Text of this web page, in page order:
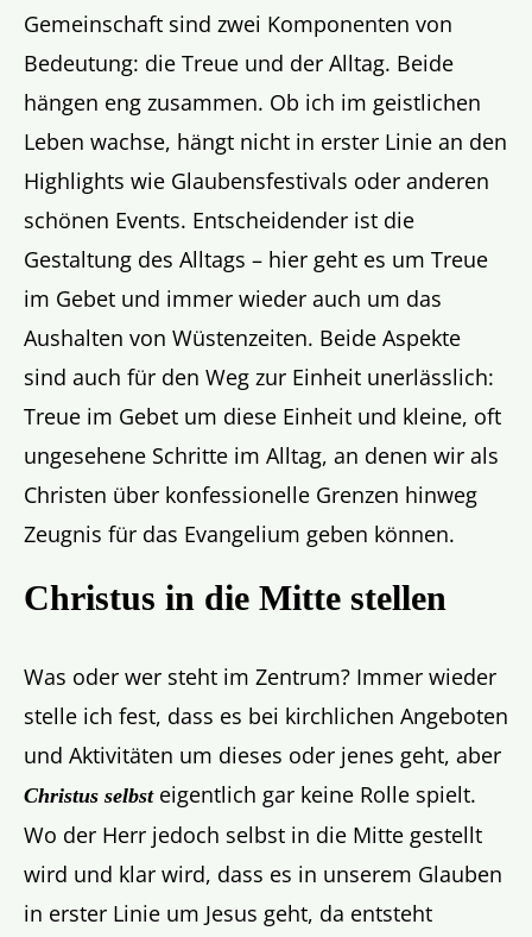
Gemeinschaft sind zwei Komponenten von
Bedeutung: die Treue und der Alltag. Beide
hängen eng zusammen. Ob ich im geistlichen
Leben wachse, hängt nicht in erster Linie an den
Highlights wie Glaubensfestivals oder anderen
schönen Events. Entscheidender ist die
Gestaltung des Alltags – hier geht es um Treue
im Gebet und immer wieder auch um das
Aushalten von Wüstenzeiten. Beide Aspekte
sind auch für den Weg zur Einheit unerlässlich:
Treue im Gebet um diese Einheit und kleine, oft
ungesehene Schritte im Alltag, an denen wir als
Christen über konfessionelle Grenzen hinweg
Zeugnis für das Evangelium geben können.
Christus in die Mitte stellen
Was oder wer steht im Zentrum? Immer wieder
stelle ich fest, dass es bei kirchlichen Angeboten
und Aktivitäten um dieses oder jenes geht, aber
Christus selbsteigentlich gar keine Rolle spielt.
Wo der Herr jedoch selbst in die Mitte gestellt
wird und klar wird, dass es in unserem Glauben
in erster Linie um Jesus geht, da entsteht